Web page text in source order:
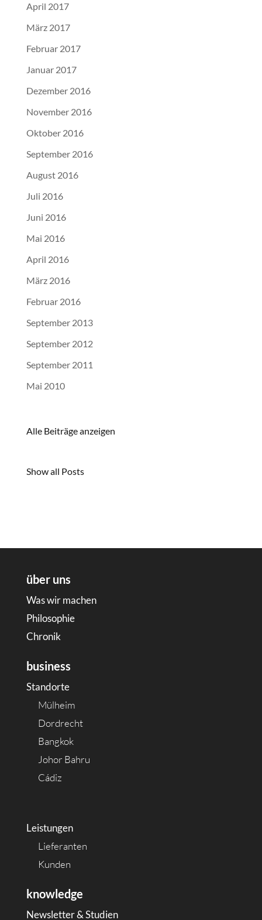
April 2017
März 2017
Februar 2017
Januar 2017
Dezember 2016
November 2016
Oktober 2016
September 2016
August 2016
Juli 2016
Juni 2016
Mai 2016
April 2016
März 2016
Februar 2016
September 2013
September 2012
September 2011
Mai 2010
Alle Beiträge anzeigen
Show all Posts
über uns
Was wir machen
Philosophie
Chronik
business
Standorte
Mülheim
Dordrecht
Bangkok
Johor Bahru
Cádiz
Leistungen
Lieferanten
Kunden
knowledge
Newsletter & Studien